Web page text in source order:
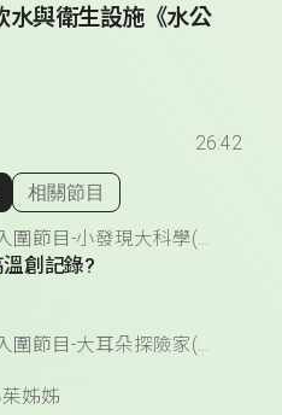
水與衛生設施《水公
26:42
顯示相關單集
相關節目
112年金鐘獎入圍節目-小發現大科學(兒童節目&主持人獎)
創記錄?
111年金鐘獎入圍節目-大耳朵探險家(兒童節目&主持人獎)
姊姊